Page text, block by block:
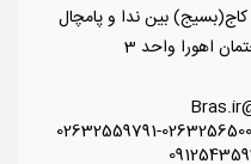
بلوار 45 متری کاج(بسیج) بین ندا و پامچال
اهورا واحد 3
02632559791-